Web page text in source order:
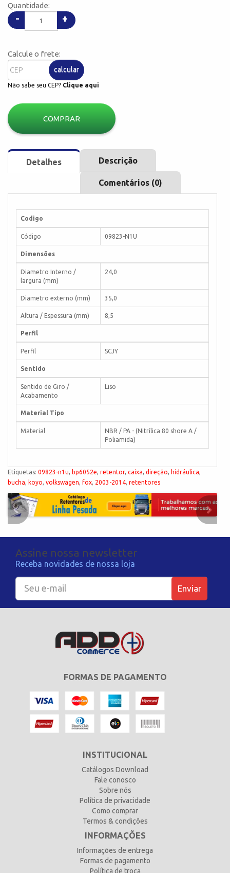
Quantidade:
- +
Calcule o frete:
calcular
Não sabe seu CEP? Clique aqui
COMPRAR
Detalhes Descrição
Comentários (0)
Codigo
Código 09823-N1U
Dimensões
Diametro Interno /
largura (mm)
24,0
Diametro externo (mm) 35,0
Altura / Espessura (mm) 8,5
Perfil
Perfil SCJY
Sentido
Sentido de Giro /
Acabamento
Liso
Material Tipo
Material
NBR / PA - (Nitrílica 80 shore A /
Poliamida)
Etiquetas: 09823-n1u, bp6052e, retentor, caixa, direção, hidráulica,
bucha, koyo, volkswagen, fox, 2003-2014, retentores
Assine nossa newsletter
Receba novidades de nossa loja
Enviar
FORMAS DE PAGAMENTO
INSTITUCIONAL
Catálogos Download
Fale conosco
Sobre nós
Política de privacidade
Como comprar
Termos & condições
INFORMAÇÕES
Informações de entrega
Formas de pagamento
Política de troca